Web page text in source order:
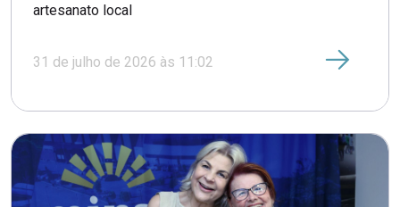
artesanato local
31 de julho de 2026 às 11:02